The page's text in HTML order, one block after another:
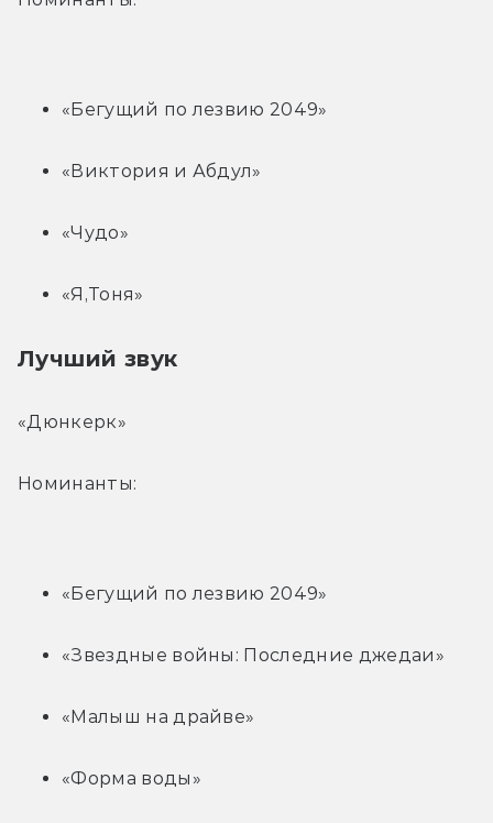
«Бегущий по лезвию 2049»
«Виктория и Абдул»
«Чудо»
«Я,Тоня»
Лучший звук
«Дюнкерк»
Номинанты:
«Бегущий по лезвию 2049»
«Звездные войны: Последние джедаи»
«Малыш на драйве»
«Форма воды»